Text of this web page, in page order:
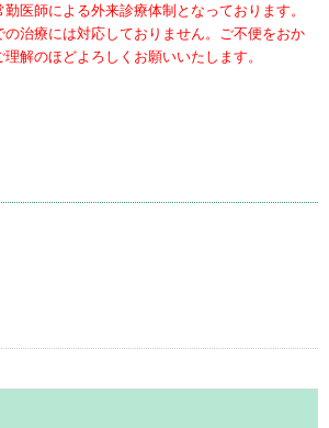
医師による外来診療体制となっております。
の治療には対応しておりません。ご不便をおか
解のほどよろしくお願いいたします。